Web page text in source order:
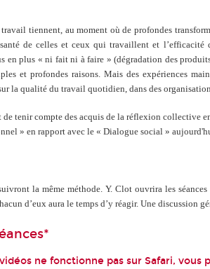
tiennent, au moment où de profondes
de celles et ceux qui travaillent et
en plus « ni fait ni à faire » (dégradation des
et profondes raisons. Mais des expériences
la qualité du travail quotidien, dans des
de tenir compte des acquis de la réflexion
» en rapport avec le « Dialogue social »
la même méthode. Y. Clot ouvrira les
d’eux aura le temps d’y réagir. Une discussion
ne fonctionne pas sur Safari,